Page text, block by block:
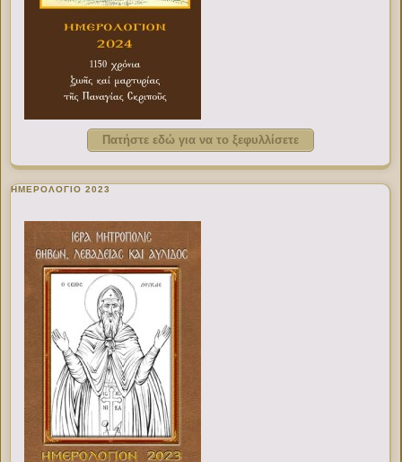
Πατήστε εδώ για να το ξεφυλλίσετε
ΗΜΕΡΟΛΟΓΙΟ 2023